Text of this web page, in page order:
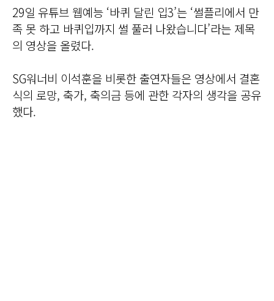
29일 유튜브 웹예능 ‘바퀴 달린 입3’는 ‘썰플리에서 만
족 못 하고 바퀴입까지 썰 풀러 나왔습니다’라는 제목
의 영상을 올렸다.
SG워너비 이석훈을 비롯한 출연자들은 영상에서 결혼
식의 로망, 축가, 축의금 등에 관한 각자의 생각을 공유
했다.